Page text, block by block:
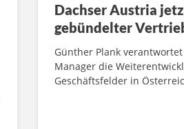
Dachser Austria
gebündelter
Günther Plank
Manager die
Geschäftsfelder in